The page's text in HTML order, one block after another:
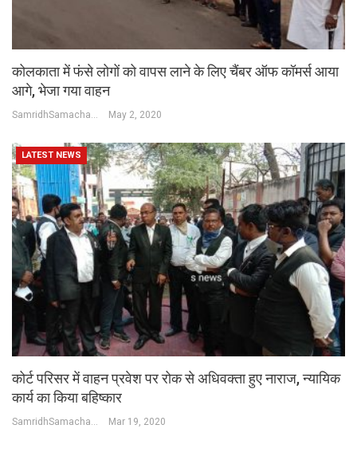
कोलकाता में फंसे लोगों को वापस लाने के लिए चैंबर ऑफ कॉमर्स आया
आगे, भेजा गया वाहन
SamridhSamachar Desk May 2, 2020
LATEST NEWS
कोर्ट परिसर में वाहन प्रवेश पर रोक से अधिवक्ता हुए नाराज, न्यायिक
कार्य का किया बहिष्कार
SamridhSamachar Desk Mar 19, 2020